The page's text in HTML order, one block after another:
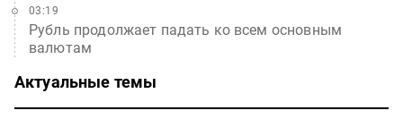
Рубль продолжает падать ко всем основным
валютам
03:19
Актуальные темы